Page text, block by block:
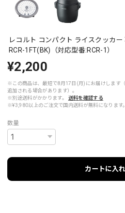
レコルト コンパクト ライスクッカ
RCR-1FT(BK)（対応型番:RCR-1）
¥2,200
※この商品は、最短で8月17日(月)にお届けします
追加される場合があります）。
※別途送料がかかります。
送料を確認する
※¥3,980以上のご注文で国内送料が無料になります。
数量
カートに入